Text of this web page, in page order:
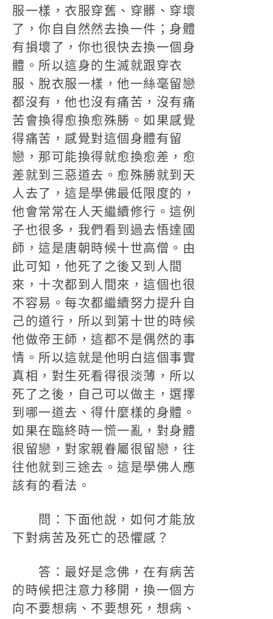
服一樣，衣服穿舊、穿髒、穿壞
了，你自自然然去換一件；身體
有損壞了，你也很快去換一個身
體。所以這身的生滅就跟穿衣
服、脫衣服一樣，他一絲毫留戀
都沒有，他也沒有痛苦，沒有痛
苦會換得愈換愈殊勝。如果感覺
得痛苦，感覺對這個身體有留
戀，那可能換得就愈換愈差，愈
差就到三惡道去。愈殊勝就到天
人去了，這是學佛最低限度的，
他會常常在人天繼續修行。這例
子也很多，我們看到過去悟達國
師，這是唐朝時候十世高僧。由
此可知，他死了之後又到人間
來，十次都到人間來，這個也很
不容易。每次都繼續努力提升自
己的道行，所以到第十世的時候
他做帝王師，這都不是偶然的事
情。所以這就是他明白這個事實
真相，對生死看得很淡薄，所以
死了之後，自己可以做主，選擇
到哪一道去、得什麼樣的身體。
如果在臨終時一慌一亂，對身體
很留戀，對家親眷屬很留戀，往
往他就到三途去。這是學佛人應
該有的看法。
問：下面他說，如何才能放
下對病苦及死亡的恐懼感？
答：最好是念佛，在有病苦
的時候把注意力移開，換一個方
向不要想病、不要想死，想病、